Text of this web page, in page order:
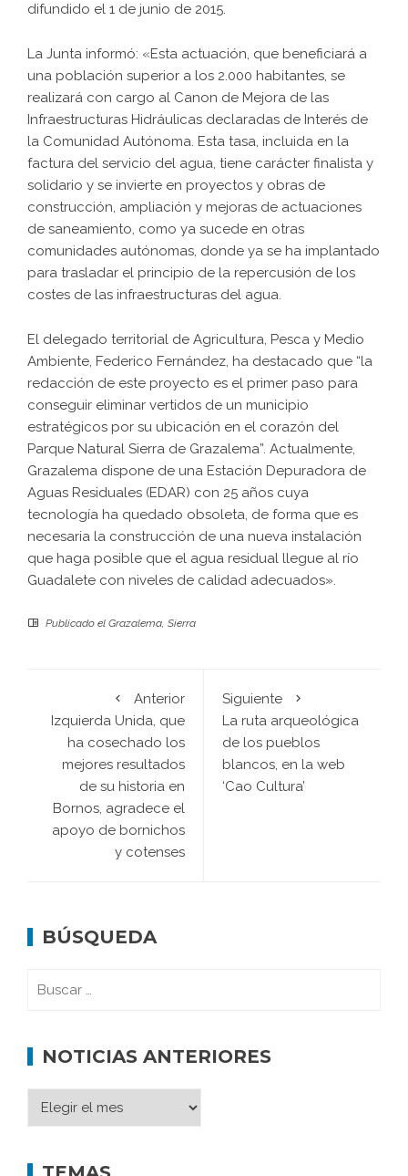
difundido el 1 de junio de 2015.
La Junta informó: «Esta actuación, que beneficiará a
una población superior a los 2.000 habitantes, se
realizará con cargo al Canon de Mejora de las
Infraestructuras Hidráulicas declaradas de Interés de
la Comunidad Autónoma. Esta tasa, incluida en la
factura del servicio del agua, tiene carácter finalista y
solidario y se invierte en proyectos y obras de
construcción, ampliación y mejoras de actuaciones
de saneamiento, como ya sucede en otras
comunidades autónomas, donde ya se ha implantado
para trasladar el principio de la repercusión de los
costes de las infraestructuras del agua.
El delegado territorial de Agricultura, Pesca y Medio
Ambiente, Federico Fernández, ha destacado que “la
redacción de este proyecto es el primer paso para
conseguir eliminar vertidos de un municipio
estratégicos por su ubicación en el corazón del
Parque Natural Sierra de Grazalema”. Actualmente,
Grazalema dispone de una Estación Depuradora de
Aguas Residuales (EDAR) con 25 años cuya
tecnología ha quedado obsoleta, de forma que es
necesaria la construcción de una nueva instalación
que haga posible que el agua residual llegue al río
Guadalete con niveles de calidad adecuados».
Publicado el Grazalema, Sierra
Anterior
Izquierda Unida, que
ha cosechado los
mejores resultados
de su historia en
Bornos, agradece el
apoyo de bornichos
y cotenses
Siguiente
La ruta arqueológica
de los pueblos
blancos, en la web
‘Cao Cultura’
BÚSQUEDA
NOTICIAS ANTERIORES